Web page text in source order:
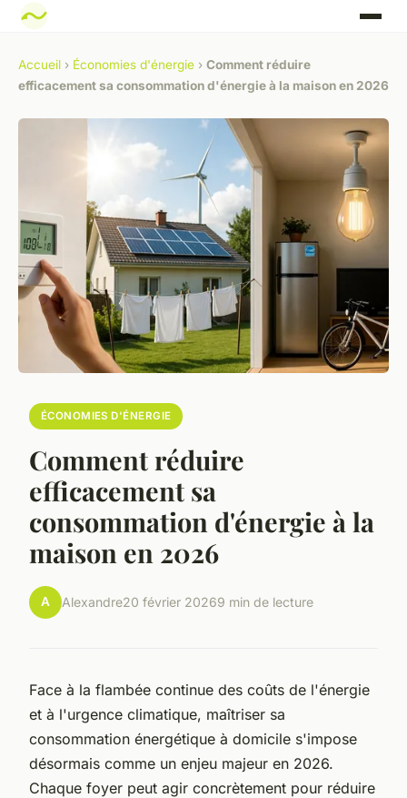
Accueil › Économies d'énergie › Comment réduire
efficacement sa consommation d'énergie à la maison en 2026
ÉCONOMIES D'ÉNERGIE
Comment réduire
efficacement sa
consommation d'énergie à la
maison en 2026
A Alexandre20 février 20269 min de lecture
Face à la flambée continue des coûts de l'énergie
et à l'urgence climatique, maîtriser sa
consommation énergétique à domicile s'impose
désormais comme un enjeu majeur en 2026.
Chaque foyer peut agir concrètement pour réduire